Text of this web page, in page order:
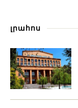
լրահոս